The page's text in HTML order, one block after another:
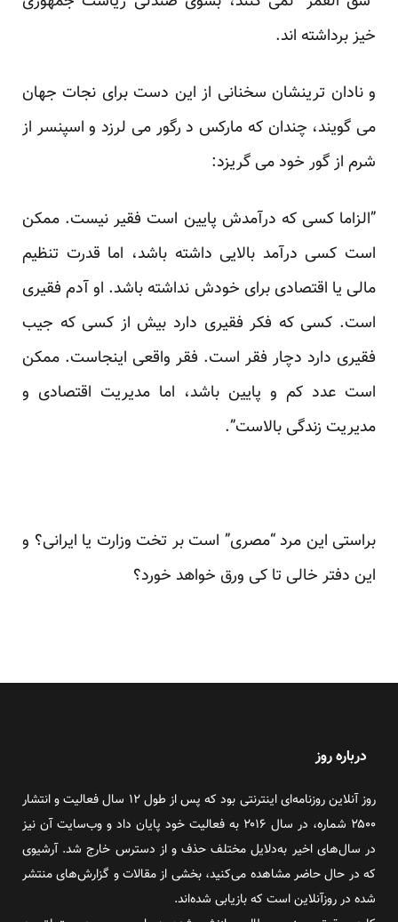
خیز ‏برداشته اند.‏
و نادان ترینشان سخنانی از این دست برای نجات جهان
می گویند، چندان که مارکس د رگور می لرزد و اسپنسر از
‏شرم از گور خود می گریزد: ‏
‏”الزاما کسی که درآمدش پایین است فقیر نیست. ممکن
است کسی درآمد بالایی داشته باشد، اما قدرت تنظیم
مالی یا ‏اقتصادی برای خودش نداشته باشد. او آدم فقیری
است. کسی که فکر فقیری دارد بیش از کسی که جیب
فقیری دارد دچار ‏فقر است. فقر واقعی اینجاست. ممکن
است عدد کم و پایین باشد، اما مدیریت اقتصادی و
مدیریت زندگی بالاست”.
براستی این مرد “مصری” است بر تخت وزارت یا ایرانی؟ و
این دفتر خالی تا کی ورق خواهد خورد؟‏
درباره روز
روز آنلاین روزنامه‌ای اینترنتی بود که پس از طول ۱۲ سال فعالیت و انتشار
۲۵۰۰ شماره، در سال ۲۰۱۶ به فعالیت خود پایان داد و وب‌سایت آن نیز
در سال‌های اخیر به‌دلایل مختلف حذف و از دسترس خارج شد. آرشیوی
که در حال حاضر مشاهده می‌کنید، بخشی از مقالات و گزارش‌های منتشر
شده در روزآنلاین است که بازیابی شده‌اند.